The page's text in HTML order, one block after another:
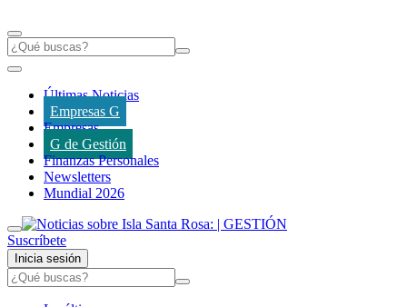
Últimas Noticias
Empresas G
Empresas
G de Gestión
Finanzas Personales
Newsletters
Mundial 2026
Suscríbete
Inicia sesión